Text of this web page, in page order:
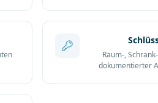
Raum-,
dokumentierter